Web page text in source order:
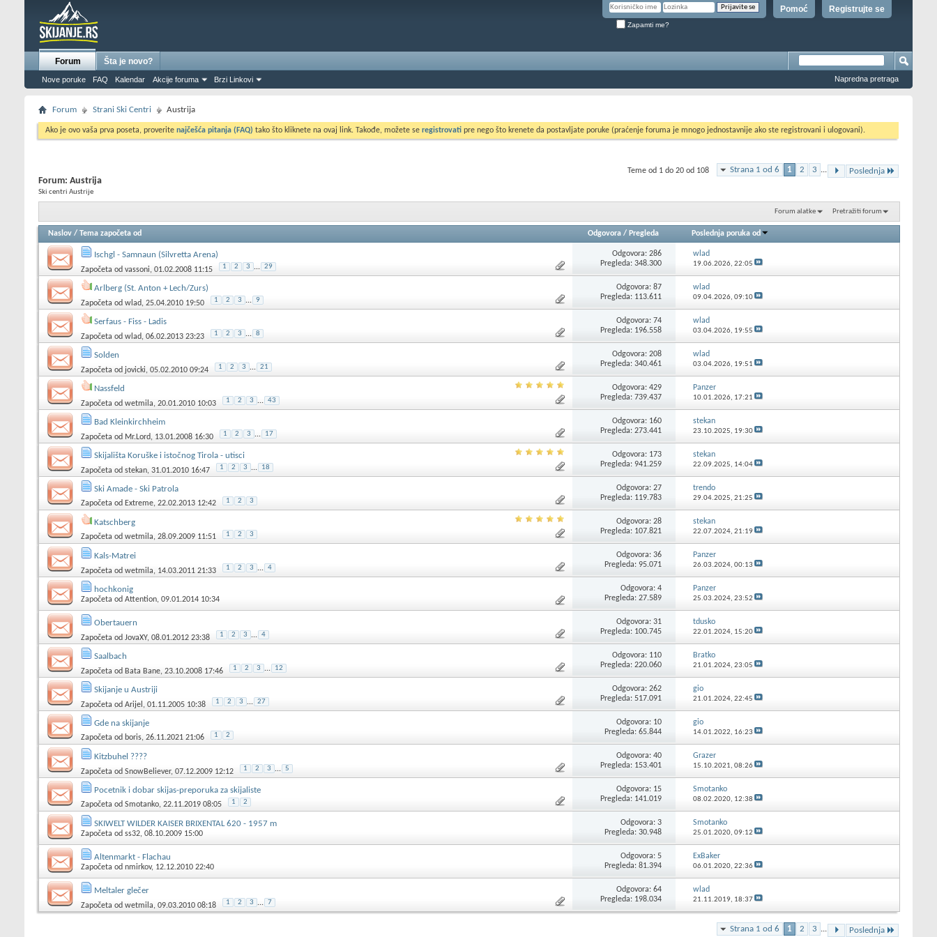
Registrujte se
Pomoć
Zapamti me?
Forum
Nove poruke FAQ Kalendar Akcije foruma Brzi Linkovi
Šta je novo?
Napredna pretraga
Forum Strani Ski Centri Austrija
Ako je ovo vaša prva poseta, proverite najčešća pitanja (FAQ) tako što kliknete na ovaj link. Takođe, možete se registrovati pre nego što krenete da postavljate poruke (praćenje foruma je mnogo jednostavnije ako ste registrovani i ulogovani).
Strana 1 od 6 1 2 3 ... Poslednja
Teme od 1 do 20 od 108
Forum: Austrija
Ski centri Austrije
Forum alatke Pretražiti forum
Naslov / Tema započeta od Odgovora / Pregleda Poslednja poruka od
Ischgl - Samnaun (Silvretta Arena)
Započeta od vassoni, 01.02.2008 11:15 1 2 3 ... 29
Odgovora:286
Pregleda: 348.300
wlad
19.06.2026, 22:05
Arlberg (St. Anton + Lech/Zurs)
Započeta od wlad, 25.04.2010 19:50 1 2 3 ... 9
Odgovora:87
Pregleda: 113.611
wlad
09.04.2026, 09:10
Serfaus - Fiss - Ladis
Započeta od wlad, 06.02.2013 23:23 1 2 3 ... 8
Odgovora:74
Pregleda: 196.558
wlad
03.04.2026, 19:55
Solden
Započeta od jovicki, 05.02.2010 09:24 1 2 3 ... 21
Odgovora:208
Pregleda: 340.461
wlad
03.04.2026, 19:51
Nassfeld
Započeta od wetmila, 20.01.2010 10:03 1 2 3 ... 43
Odgovora:429
Pregleda: 739.437
Panzer
10.01.2026, 17:21
Bad Kleinkirchheim
Započeta od Mr.Lord, 13.01.2008 16:30 1 2 3 ... 17
Odgovora: 160
Pregleda: 273.441
stekan
23.10.2025, 19:30
Skijališta Koruške i istočnog Tirola - utisci
Započeta od stekan, 31.01.2010 16:47 1 2 3 ... 18
Odgovora: 173
Pregleda: 941.259
stekan
22.09.2025, 14:04
Ski Amade - Ski Patrola
Započeta od Extreme, 22.02.2013 12:42 1 2 3
Odgovora:27
Pregleda: 119.783
trendo
29.04.2025, 21:25
Katschberg
Započeta od wetmila, 28.09.2009 11:51 1 2 3
Odgovora:28
Pregleda: 107.821
stekan
22.07.2024, 21:19
Kals-Matrei
Započeta od wetmila, 14.03.2011 21:33 1 2 3 ... 4
Odgovora:36
Pregleda: 95.071
Panzer
26.03.2024, 00:13
hochkonig
Započeta od Attention, 09.01.2014 10:34
Odgovora:4
Pregleda: 27.589
Panzer
25.03.2024, 23:52
Obertauern
Započeta od JovaXY, 08.01.2012 23:38 1 2 3 ... 4
Odgovora:31
Pregleda: 100.745
tdusko
22.01.2024, 15:20
Saalbach
Započeta od Bata Bane, 23.10.2008 17:46 1 2 3 ... 12
Odgovora: 110
Pregleda: 220.060
Bratko
21.01.2024, 23:05
Skijanje u Austriji
Započeta od Arijel , 01.11.2005 10:38 1 2 3 ... 27
Odgovora:262
Pregleda: 517.091
gio
21.01.2024, 22:45
Gde na skijanje
Započeta od boris, 26.11.2021 21:06 1 2
Odgovora: 10
Pregleda: 65.844
gio
14.01.2022, 16:23
Kitzbuhel ????
Započeta od SnowBeliever, 07.12.2009 12:12 1 2 3 ... 5
Odgovora:40
Pregleda: 153.401
Grazer
15.10.2021, 08:26
Pocetnik i dobar skijas-preporuka za skijaliste
Započeta od Smotanko, 22.11.2019 08:05 1 2
Odgovora: 15
Pregleda: 141.019
Smotanko
08.02.2020, 12:38
SKIWELT WILDER KAISER BRIXENTAL 620 - 1957 m
Započeta od ss32, 08.10.2009 15:00
Odgovora:3
Pregleda: 30.948
Smotanko
25.01.2020, 09:12
Altenmarkt - Flachau
Započeta od nmirkov, 12.12.2010 22:40
Odgovora:5
Pregleda: 81.394
ExBaker
06.01.2020, 22:36
Meltaler glečer
Započeta od wetmila, 09.03.2010 08:18 1 2 3 ... 7
Odgovora:64
Pregleda: 198.034
wlad
21.11.2019, 18:37
Strana 1 od 6 1 2 3 ... Poslednja